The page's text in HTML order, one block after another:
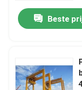
Beste